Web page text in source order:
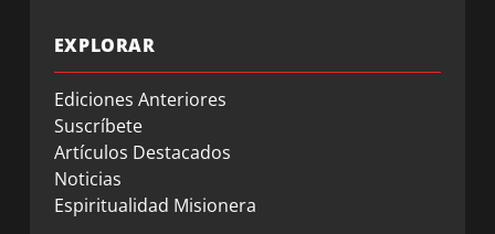
EXPLORAR
Ediciones Anteriores
Suscríbete
Artículos Destacados
Noticias
Espiritualidad Misionera